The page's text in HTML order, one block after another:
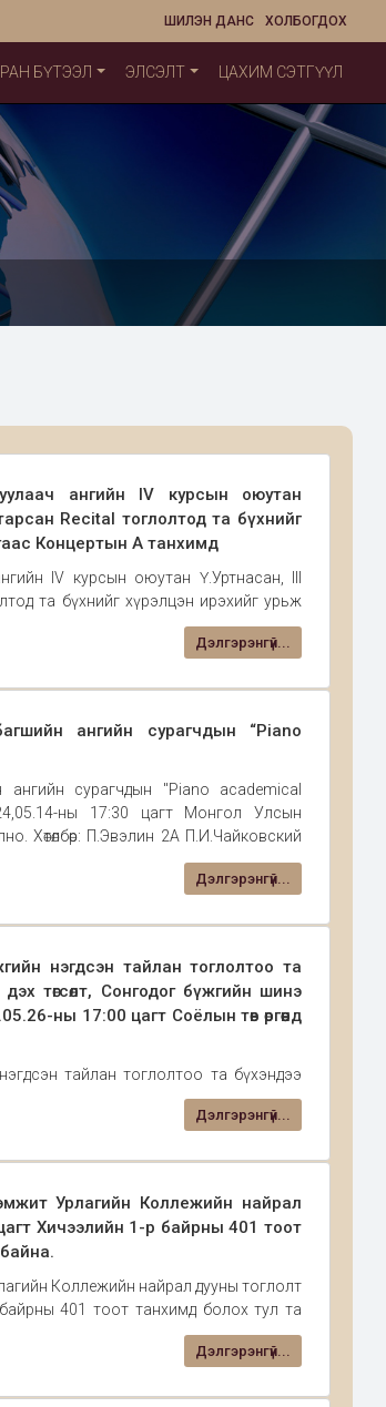
ХОЛБОГДОХ
ШИЛЭН ДАНС
БҮТЭЭЛ ЭЛСЭЛТ ЦАХИМ СЭТГҮҮЛ
ангийн IV курсын оюутан
Recital тоглолтод та бүхнийг
Концертын А танхимд
IV курсын оюутан Ү.Уртнасан, III
та бүхнийг хүрэлцэн ирэхийг урьж
Дэлгэрэнгүй...
ангийн сурагчдын “Piano
сурагчдын "Piano academical
ны 17:30 цагт Монгол Улсын
Хөтөлбөр: П.Эвэлин 2А П.И.Чайковский
Дэлгэрэнгүй...
нэгдсэн тайлан тоглолтоо та
төгсөлт, Сонгодог бүжгийн шинэ
ны 17:00 цагт Соёлын төв өргөөнд
тайлан тоглолтоо та бүхэндээ
бүжгийн шинэ мянганы 10 дахь
өргөөнд болно. Та бүхнийг хүрэлцэн и
Дэлгэрэнгүй...
Урлагийн Коллежийн найрал
Хичээлийн 1-р байрны 401 тоот
Коллежийн найрал дууны тоглолт
401 тоот танхимд болох тул та
Дэлгэрэнгүй...